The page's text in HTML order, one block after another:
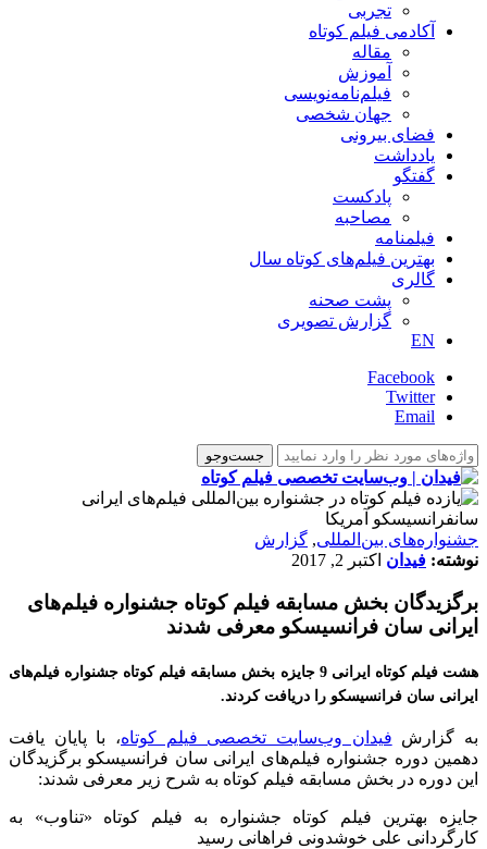
تجربی
آکادمی فیلم کوتاه
مقاله
آموزش
فیلم‌نامه‌نویسی
جهان شخصی
فضای بیرونی
یادداشت
گفتگو
پادکست
مصاحبه
فیلمنامه
بهترین فیلم‌های کوتاه سال
گالری
پشت صحنه
گزارش تصویری
EN
Facebook
Twitter
Email
‌‌جشنواره‌های بین‌المللی, گزارش
نوشته: فیدان اکتبر 2, 2017
برگزیدگان بخش مسابقه فیلم کوتاه جشنواره فیلم‌های
ایرانی سان فرانسیسکو معرفی شدند
هشت فیلم کوتاه ایرانی 9 جایزه بخش مسابقه فیلم کوتاه جشنواره فیلم‌های
ایرانی سان فرانسیسکو را دریافت کردند.
به گزارش فیدان وب‌سایت تخصصی فیلم کوتاه، با پایان یافت
دهمین دوره جشنواره فیلم‌های ایرانی سان فرانسیسکو برگزیدگان
این دوره در بخش مسابقه فیلم کوتاه به شرح زیر معرفی شدند:
جایزه بهترین فیلم کوتاه جشنواره به فیلم کوتاه «تناوب» به
کارگردانی علی خوشدونی فراهانی رسید